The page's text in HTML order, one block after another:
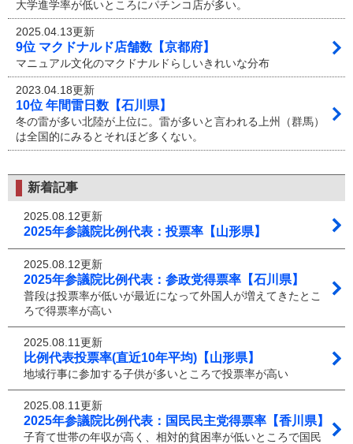
大学進学率が低いところにパチンコ店が多い。
2025.04.13更新
9位 マクドナルド店舗数【京都府】
マニュアル文化のマクドナルドらしいきれいな分布
2023.04.18更新
10位 年間雷日数【石川県】
冬の雷が多い北陸が上位に。雷が多いと言われる上州（群馬）
は全国的にみるとそれほど多くない。
新着記事
2025.08.12更新
2025年参議院比例代表：投票率【山形県】
2025.08.12更新
2025年参議院比例代表：参政党得票率【石川県】
普段は投票率が低いが最近になって外国人が増えてきたとこ
ろで得票率が高い
2025.08.11更新
比例代表投票率(直近10年平均)【山形県】
地域行事に参加する子供が多いところで投票率が高い
2025.08.11更新
2025年参議院比例代表：国民民主党得票率【香川県】
子育て世帯の年収が高く、相対的貧困率が低いところで国民